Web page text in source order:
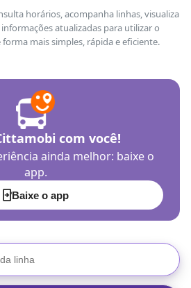
horários, acompanha linhas, visualiza
atualizadas para utilizar o
mais simples, rápida e eficiente.
com você!
ainda melhor: baixe o
app.
Baixe o app